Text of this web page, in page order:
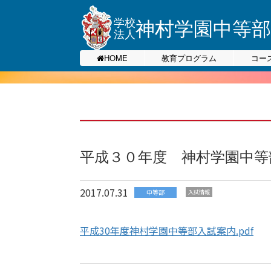
学校
法人神村学園中等部
HOME 教育プログラム コー
平成３０年度 神村学園中
2017.07.31 中等部 入試情報
平成30年度神村学園中等部入試案内.pdf